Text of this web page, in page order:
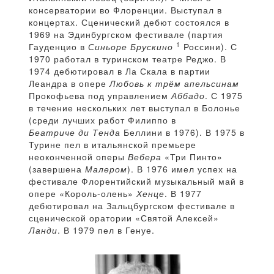
консерватории во Флоренции. Выступал в
концертах. Сценический дебют состоялся в
1969 на Эдинбургском фестивале (партия
Гауденцио в Синьоре Брускино 1 Россини). С
1970 работал в туринском театре Реджо. В
1974 дебютировал в Ла Скала в партии
Леандра в опереЛюбовь к трём апельсинам
Прокофьева под управлениемАббадо. С 1975
в течение нескольких лет выступал в Болонье
(среди лучших работ Филиппо в
Беатриче ди Тенда Беллини в 1976). В 1975 в
Турине пел в итальянской премьере
неоконченной оперы Вебера «Три Пинто»
(завершена Малером). В 1976 имел успех на
фестивале Флорентийский музыкальный май в
опере «Король-олень» Хенце. В 1977
дебютировал на Зальцбургском фестивале в
сценической оратории «Святой Алексей»
Ланди. В 1979 пел в Генуе.